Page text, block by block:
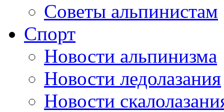
Советы альпинистам
Спорт
Новости альпинизма
Новости ледолазания
Новости